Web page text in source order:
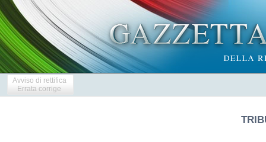
Avviso di rettifica
Errata corrige